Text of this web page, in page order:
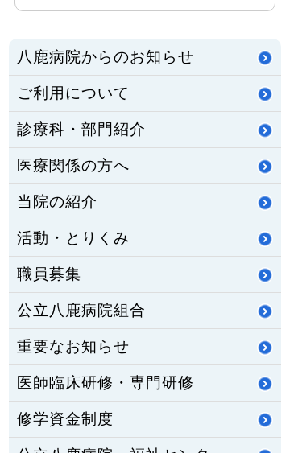
八鹿病院からのお知らせ
ご利用について
診療科・部門紹介
医療関係の方へ
当院の紹介
活動・とりくみ
職員募集
公立八鹿病院組合
重要なお知らせ
医師臨床研修・専門研修
修学資金制度